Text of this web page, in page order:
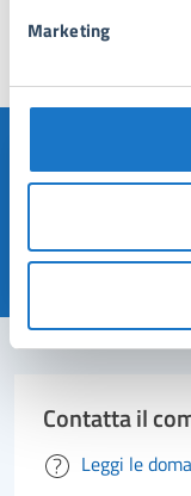
Marketing
Ultimo
Quanto sono
Valuta 3
Contatta il
Leggi le